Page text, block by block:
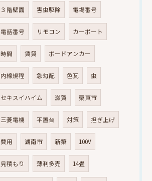
３階壁面 害虫駆除 電場番号
電話番号 リモコン カーポート
時間 賃貸 ボードアンカー
内線規程 急勾配 色瓦 虫
セキスイハイム 滋賀 栗東市
三菱電機 平置台 対策 担ぎ上げ
費用 湖南市 新築 100V
見積もり 薄利多売 14畳